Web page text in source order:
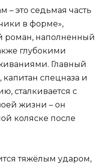
– это седьмая часть
в форме»,
наполненный
глубокими
Главный
спецназа и
сталкивается с
жизни – он
коляске после
тяжёлым ударом,